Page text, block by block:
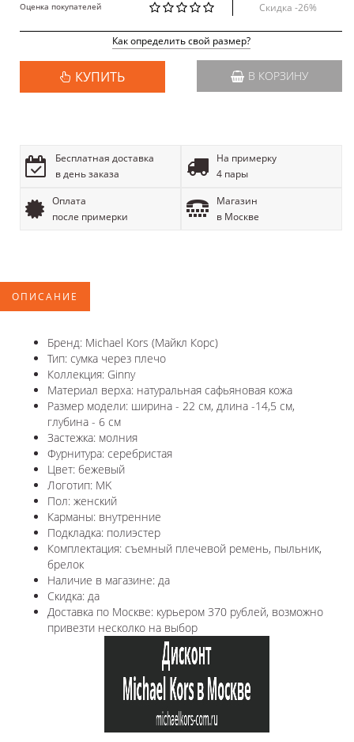
Оценка покупателей
Скидка -26%
Как определить свой размер?
КУПИТЬ В КОРЗИНУ
Бесплатная доставка
в день заказа
На примерку
4 пары
Оплата
после примерки
Магазин
в Москве
ОПИСАНИЕ
Бренд: Michael Kors (Майкл Корс)
Тип: сумка через плечо
Коллекция: Ginny
Материал верха: натуральная сафьяновая кожа
Размер модели: ширина - 22 см, длина -14,5 см,
глубина - 6 см
Застежка: молния
Фурнитура: серебристая
Цвет: бежевый
Логотип: MK
Пол: женский
Карманы: внутренние
Подкладка: полиэстер
Комплектация: съемный плечевой ремень, пыльник,
брелок
Наличие в магазине: да
Скидка: да
Доставка по Москве: курьером 370 рублей, возможно
привезти несколко на выбор